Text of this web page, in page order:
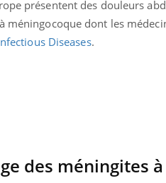
présentent des douleurs
méningocoque dont les
Diseases.
des méningites
Le Ramadan approche, et,
nombreuses personnes
diabète, c'est une période